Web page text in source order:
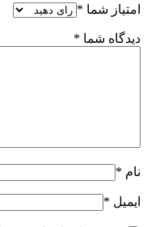
امتیاز شما *
دیدگاه شما *
نام *
ایمیل *